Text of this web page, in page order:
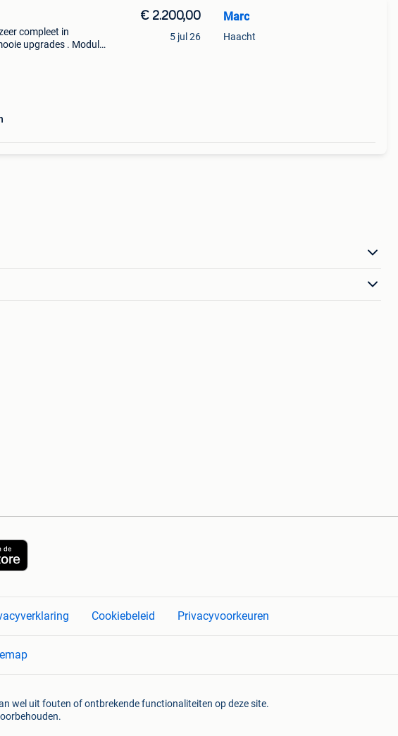
compleet in
upgrades . Module
€ 2.200,00
5 jul 26
Marc
Haacht
Cookiebeleid Privacyvoorkeuren
wel uit fouten of ontbrekende functionaliteiten op deze site.